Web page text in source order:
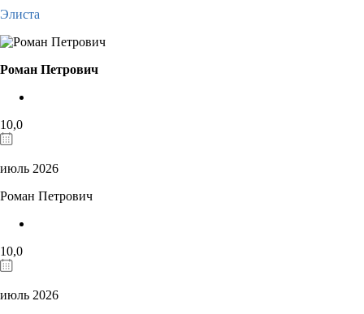
Элиста
Роман Петрович
10,0
июль 2026
Роман Петрович
10,0
июль 2026